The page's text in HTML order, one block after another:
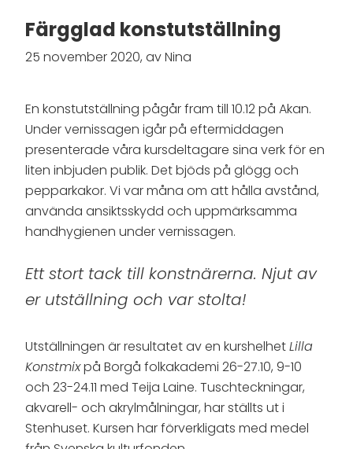
Färgglad konstutställning
25 november 2020, av Nina
En konstutställning pågår fram till 10.12 på Akan.
Under vernissagen igår på eftermiddagen
presenterade våra kursdeltagare sina verk för en
liten inbjuden publik. Det bjöds på glögg och
pepparkakor. Vi var måna om att hålla avstånd,
använda ansiktsskydd och uppmärksamma
handhygienen under vernissagen.
Ett stort tack till konstnärerna. Njut av
er utställning och var stolta!
Utställningen är resultatet av en kurshelhetLilla
Konstmixpå Borgå folkakademi 26-27.10, 9-10
och 23-24.11 med Teija Laine. Tuschteckningar,
akvarell- och akrylmålningar, har ställts ut i
Stenhuset. Kursen har förverkligats med medel